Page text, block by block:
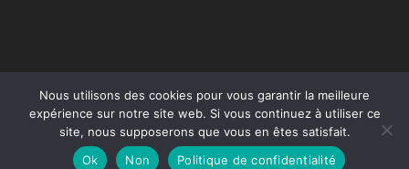
Conception du site :Agence Jus de Citron
Nous utilisons des cookies pour vous garantir la meilleure
expérience sur notre site web. Si vous continuez à utiliser ce
site, nous supposerons que vous en êtes satisfait.
Ok
Non Politique de confidentialité